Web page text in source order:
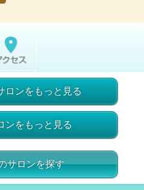
ロンをもっと見る
ンをもっと見る
サロンを探す